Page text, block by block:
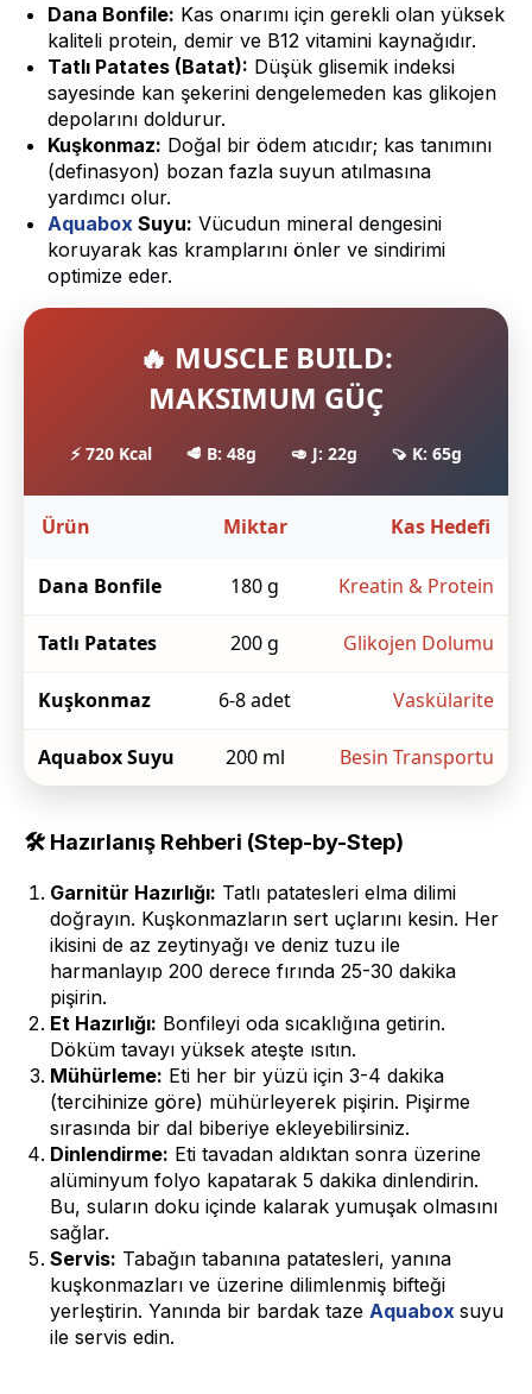
Dana Bonfile: Kas onarımı için gerekli olan yüksek
kaliteli protein, demir ve B12 vitamini kaynağıdır.
Tatlı Patates (Batat): Düşük glisemik indeksi
sayesinde kan şekerini dengelemeden kas glikojen
depolarını doldurur.
Kuşkonmaz: Doğal bir ödem atıcıdır; kas tanımını
(definasyon) bozan fazla suyun atılmasına
yardımcı olur.
Aquabox Suyu: Vücudun mineral dengesini
koruyarak kas kramplarını önler ve sindirimi
optimize eder.
🔥 MUSCLE BUILD:
MAKSIMUM GÜÇ
⚡ 720 Kcal 🥩 B: 48g 🥑 J: 22g 🍠 K: 65g
Ürün Miktar Kas Hedefi
Dana Bonfile 180 g Kreatin & Protein
Tatlı Patates 200 g Glikojen Dolumu
Kuşkonmaz 6-8 adet Vaskülarite
Aquabox Suyu 200 ml Besin Transportu
🛠 Hazırlanış Rehberi (Step-by-Step)
Garnitür Hazırlığı: Tatlı patatesleri elma dilimi
doğrayın. Kuşkonmazların sert uçlarını kesin. Her
ikisini de az zeytinyağı ve deniz tuzu ile
harmanlayıp 200 derece fırında 25-30 dakika
pişirin.
Et Hazırlığı: Bonfileyi oda sıcaklığına getirin.
Döküm tavayı yüksek ateşte ısıtın.
Mühürleme: Eti her bir yüzü için 3-4 dakika
(tercihinize göre) mühürleyerek pişirin. Pişirme
sırasında bir dal biberiye ekleyebilirsiniz.
Dinlendirme: Eti tavadan aldıktan sonra üzerine
alüminyum folyo kapatarak 5 dakika dinlendirin.
Bu, suların doku içinde kalarak yumuşak olmasını
sağlar.
Servis: Tabağın tabanına patatesleri, yanına
kuşkonmazları ve üzerine dilimlenmiş bifteği
yerleştirin. Yanında bir bardak taze Aquabox suyu
ile servis edin.